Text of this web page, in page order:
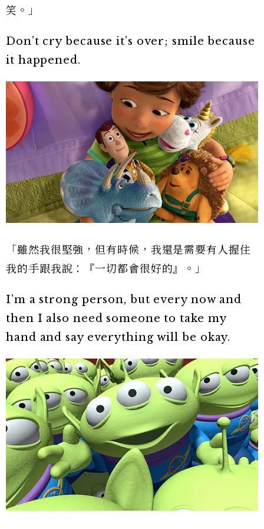
笑。」
Don’t cry because it’s over; smile because
it happened.
「雖然我很堅強，但有時候，我還是需要有人握住
我的手跟我說：『一切都會很好的』。」
I’m a strong person, but every now and
then I also need someone to take my
hand and say everything will be okay.